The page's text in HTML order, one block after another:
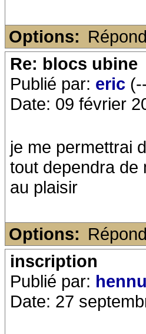
Options:
Re: blocs ubine
Publié par: eric
Date: 09 février
je me permettrai
tout dependra de
au plaisir
Options:
inscription
Publié par:
Date: 27